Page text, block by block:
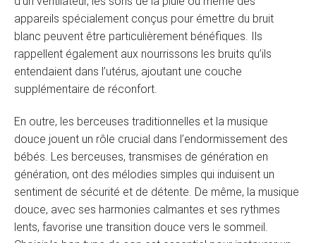
appareils spécialement conçus pour émettre du bruit
blanc peuvent être particulièrement bénéfiques. Ils
rappellent également aux nourrissons les bruits qu’ils
entendaient dans l’utérus, ajoutant une couche
supplémentaire de réconfort.
En outre, les berceuses traditionnelles et la musique
douce jouent un rôle crucial dans l’endormissement des
bébés. Les berceuses, transmises de génération en
génération, ont des mélodies simples qui induisent un
sentiment de sécurité et de détente. De même, la musique
douce, avec ses harmonies calmantes et ses rythmes
lents, favorise une transition douce vers le sommeil.